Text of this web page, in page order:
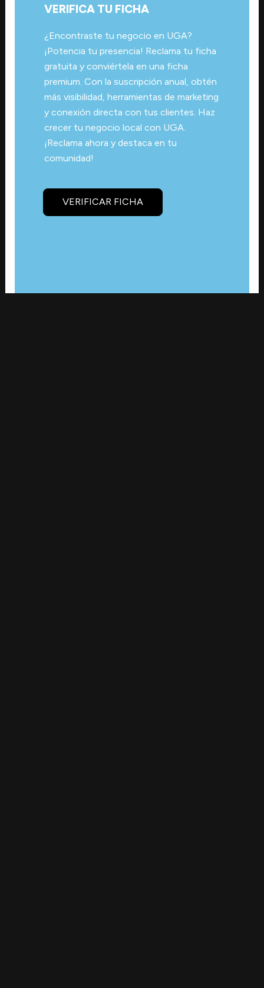
VERIFICA TU FICHA
¿Encontraste tu negocio en UGA?
¡Potencia tu presencia! Reclama tu ficha
gratuita y conviértela en una ficha
premium. Con la suscripción anual, obtén
más visibilidad, herramientas de marketing
y conexión directa con tus clientes. Haz
crecer tu negocio local con UGA.
¡Reclama ahora y destaca en tu
comunidad!
VERIFICAR FICHA